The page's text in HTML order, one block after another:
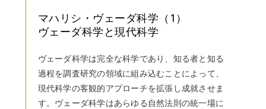
マハリシ・ヴェーダ科学（1）
ヴェーダ科学と現代科学
ヴェーダ科学は完全な科学であり、知る者と知る
過程を調査研究の領域に組み込むことによって、
現代科学の客観的アプローチを拡張し成就させま
す。ヴェーダ科学はあらゆる自然法則の統一場に